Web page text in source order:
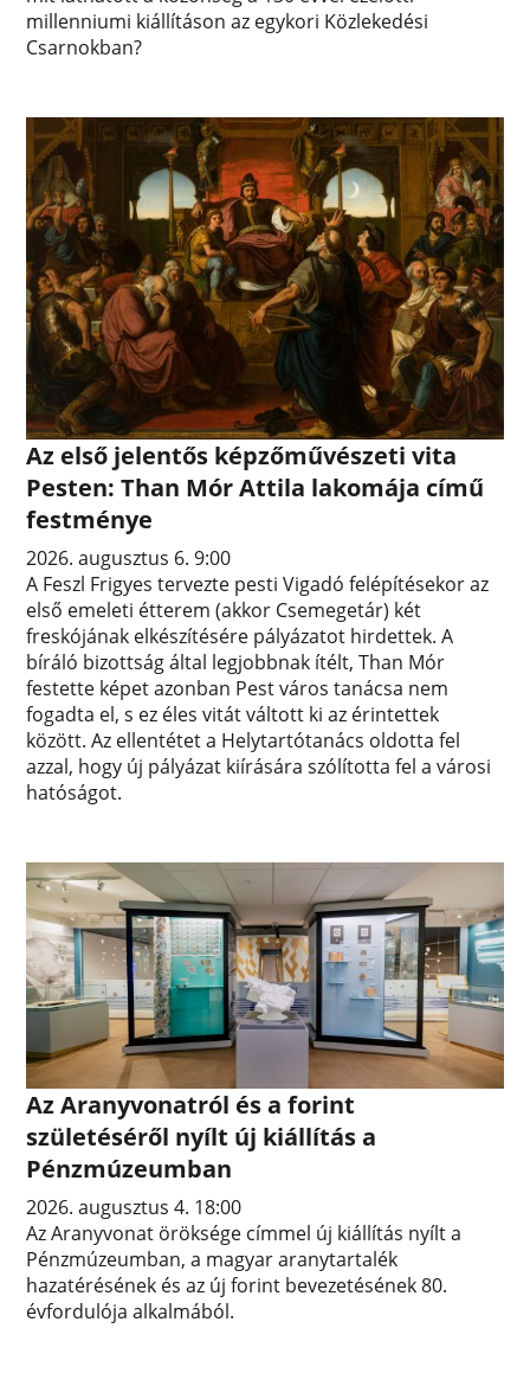
millenniumi kiállításon az egykori Közlekedési
Csarnokban?
Az első jelentős képzőművészeti vita
Pesten: Than Mór Attila lakomája című
festménye
2026. augusztus 6. 9:00
A Feszl Frigyes tervezte pesti Vigadó felépítésekor az
első emeleti étterem (akkor Csemegetár) két
freskójának elkészítésére pályázatot hirdettek. A
bíráló bizottság által legjobbnak ítélt, Than Mór
festette képet azonban Pest város tanácsa nem
fogadta el, s ez éles vitát váltott ki az érintettek
között. Az ellentétet a Helytartótanács oldotta fel
azzal, hogy új pályázat kiírására szólította fel a városi
hatóságot.
Az Aranyvonatról és a forint
születéséről nyílt új kiállítás a
Pénzmúzeumban
2026. augusztus 4. 18:00
Az Aranyvonat öröksége címmel új kiállítás nyílt a
Pénzmúzeumban, a magyar aranytartalék
hazatérésének és az új forint bevezetésének 80.
évfordulója alkalmából.